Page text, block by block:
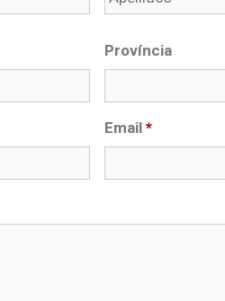
Província
Email *